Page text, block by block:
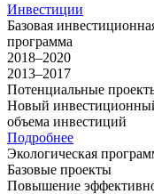
Инвестиции
Базовая
программа
2018–2020
2013–2017
Потенциальные
Новый
объема инвестиций
Подробнее
Экологическая
Базовые проекты
Повышение